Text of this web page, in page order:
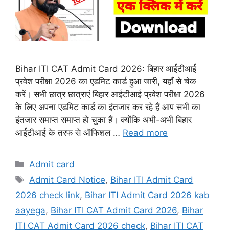
Bihar ITI CAT Admit Card 2026: बिहार आईटीआई
प्रवेश परीक्षा 2026 का एडमिट कार्ड हुआ जारी, यहाँ से चेक
करें। सभी छात्र छात्राएं बिहार आईटीआई प्रवेश परीक्षा 2026
के लिए अपना एडमिट कार्ड का इंतजार कर रहे हैं आप सभी का
इंतजार समाप्त समाप्त हो चुका हैं। क्योंकि अभी-अभी बिहार
आईटीआई के तरफ से ऑफिशल … Read more
Categories
Admit card
Tags
Admit Card Notice, Bihar ITI Admit Card
2026 check link, Bihar ITI Admit Card 2026 kab
aayega, Bihar ITI CAT Admit Card 2026, Bihar
ITI CAT Admit Card 2026 check, Bihar ITI CAT